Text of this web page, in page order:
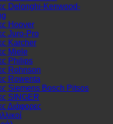
Delonghi-Kenwood-
Hoover
Juro-Pro
Karcher
Miele
Philips
Rohnson
Rowenta
Siemens Bosch Pitsos
SINGER
Διάφορες